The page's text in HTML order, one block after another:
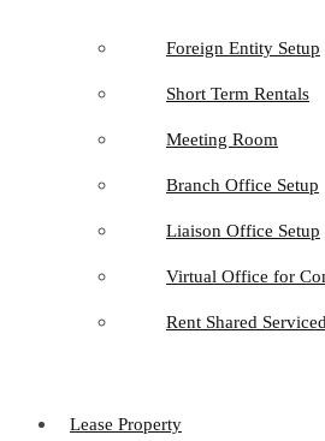
Foreign Entity Setup
Short Term Rentals
Meeting Room
Branch Office Setup
Liaison Office Setup
Virtual Office for
Rent Shared
Lease Property